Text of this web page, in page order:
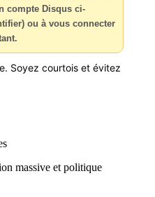
compte Disqus ci-
ou à vous connecter
Soyez courtois et évitez